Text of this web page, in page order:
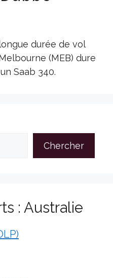
durée de vol
(MEB) dure
Saab 340.
Chercher
: Australie